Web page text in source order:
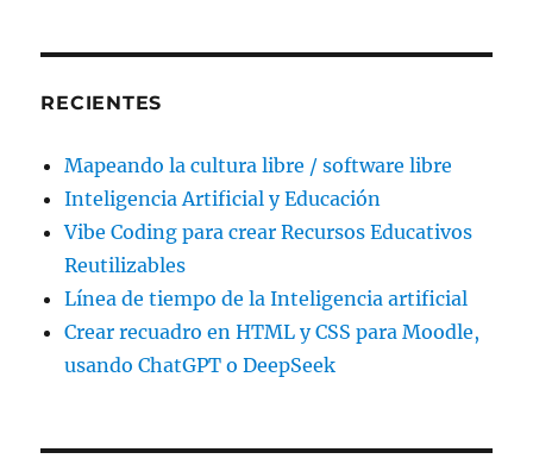
RECIENTES
Mapeando la cultura libre / software libre
Inteligencia Artificial y Educación
Vibe Coding para crear Recursos Educativos
Reutilizables
Línea de tiempo de la Inteligencia artificial
Crear recuadro en HTML y CSS para Moodle,
usando ChatGPT o DeepSeek